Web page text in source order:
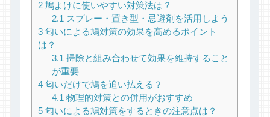
2 鳩よけに使いやすい対策法は？
2.1スプレー・置き型・忌避剤を活用しよう
3 匂いによる鳩対策の効果を高めるポイント
は？
3.1掃除と組み合わせて効果を維持すること
が重要
4 匂いだけで鳩を追い払える？
4.1物理的対策との併用がおすすめ
5 匂いによる鳩対策をするときの注意点は？